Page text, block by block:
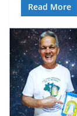
Read More